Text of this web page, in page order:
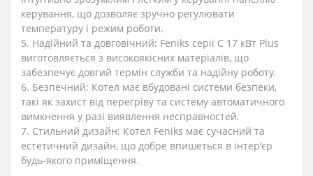
керування, що дозволяє зручно регулювати
температуру і режим роботи.
5. Надійний та довговічний: Feniks серії C 17 кВт Plus
виготовляється з високоякісних матеріалів, що
забезпечує довгий термін служби та надійну роботу.
6. Безпечний: Котел має вбудовані системи безпеки,
такі як захист від перегріву та систему автоматичного
вимкнення у разі виявлення несправностей.
7. Стильний дизайн: Котел Feniks має сучасний та
естетичний дизайн, що добре впишеться в інтер'єр
будь-якого приміщення.